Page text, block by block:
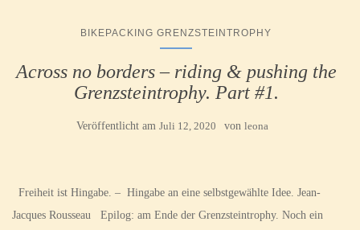
BIKEPACKING GRENZSTEINTROPHY
Across no borders – riding & pushing the
Grenzsteintrophy. Part #1.
Veröffentlicht am Juli 12, 2020 von leona
Freiheit ist Hingabe. – Hingabe an eine selbstgewählte Idee. Jean-
Jacques Rousseau Epilog: am Ende der Grenzsteintrophy. Noch ein